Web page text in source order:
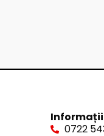
Informații
0722